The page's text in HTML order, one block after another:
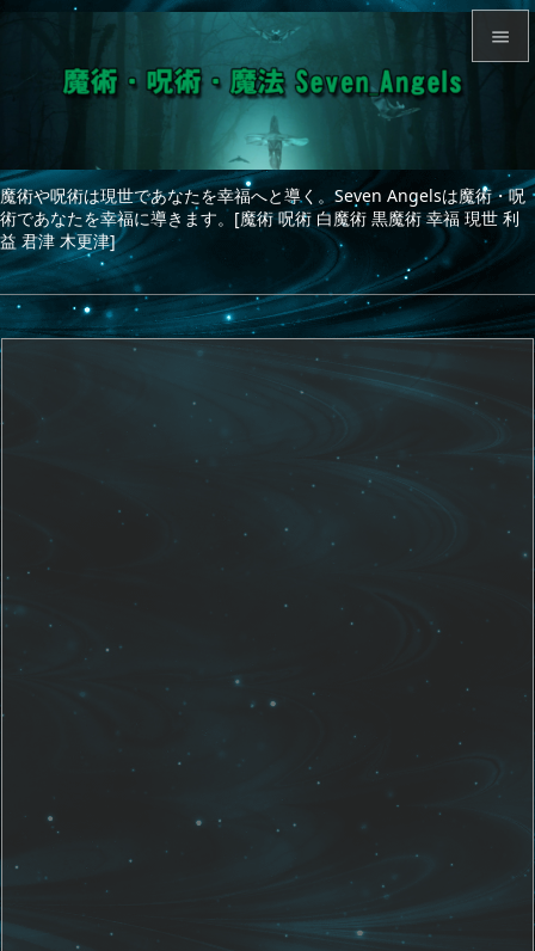
魔術や呪術は現世であなたを幸福へと導く。Seven Angelsは魔術・呪
術であなたを幸福に導きます。[魔術 呪術 白魔術 黒魔術 幸福 現世 利
益 君津 木更津]

サイド


次へ
